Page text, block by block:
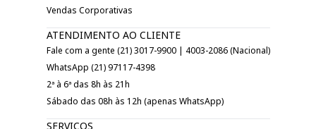
Vendas Corporativas
ATENDIMENTO AO CLIENTE
Fale com a gente (21) 3017-9900 | 4003-2086 (Nacional)
WhatsApp (21) 97117-4398
2ª à 6ª das 8h às 21h
Sábado das 08h às 12h (apenas WhatsApp)
SERVIÇOS